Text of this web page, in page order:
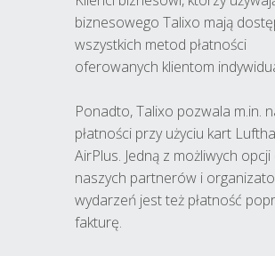
biznesowego Talixo mają
wszystkich metod płatności
oferowanych klientom
Ponadto, Talixo pozwala m.in.
płatności przy użyciu kart
AirPlus. Jedną z możliwych opcji
naszych partnerów i
wydarzeń jest też płatność
fakturę.